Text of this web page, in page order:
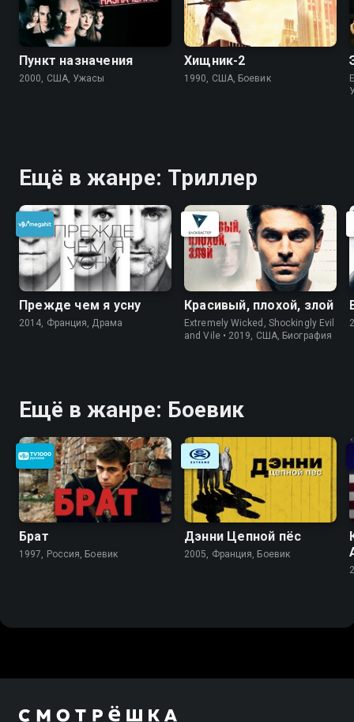
Пункт назначения
2000, США, Ужасы
Хищник-2
1990, США, Боевик
Ещё в жанре: Триллер
Прежде чем я усну
2014, Франция, Драма
Красивый, плохой, злой
Extremely Wicked, Shockingly Evil
and Vile • 2019, США, Биография
Ещё в жанре: Боевик
Брат
1997, Россия, Боевик
Дэнни Цепной пёс
2005, Франция, Боевик